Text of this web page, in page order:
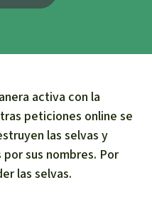
activa con la
peticiones online se
las selvas y
sus nombres. Por
las selvas.